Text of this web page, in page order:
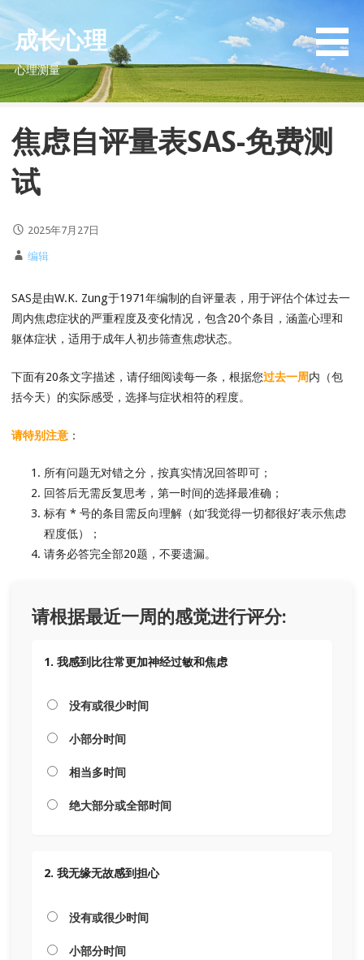
S
p
成长心理
心理测量
焦虑自评量表SAS-免费测
试
2025年7月27日
编辑
SAS是由W.K. Zung于1971年编制的自评量表，用于评估个体过去一
周内焦虑症状的严重程度及变化情况，包含20个条目，涵盖心理和
躯体症状，适用于成年人初步筛查焦虑状态。
下面有20条文字描述，请仔细阅读每一条，根据您过去一周内（包
括今天）的实际感受，选择与症状相符的程度。
请特别注意 ：
所有问题无对错之分，按真实情况回答即可；
回答后无需反复思考，第一时间的选择最准确；
标有 * 号的条目需反向理解（如‘我觉得一切都很好’表示焦虑
程度低）；
请务必答完全部20题，不要遗漏。
请根据最近一周的感觉进行评分:
1. 我感到比往常更加神经过敏和焦虑
没有或很少时间
小部分时间
相当多时间
绝大部分或全部时间
2. 我无缘无故感到担心
没有或很少时间
小部分时间